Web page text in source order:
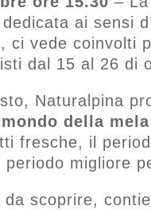
dedicata ai sensi
ci vede coinvolti
dal 15 al 26 di
Naturalpina
mondo della mela
fresche, il
migliore
scoprire,